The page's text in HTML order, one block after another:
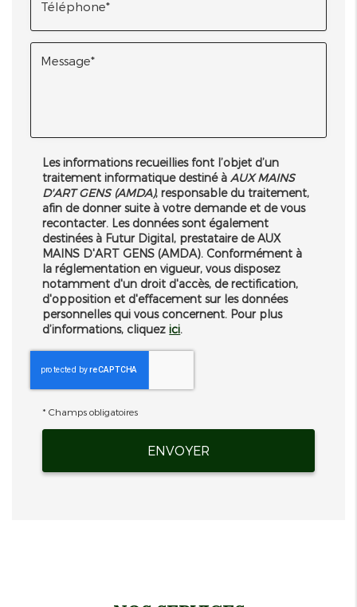
Les informations recueillies font l’objet d’un
traitement informatique destiné à AUX MAINS
D'ART GENS (AMDA), responsable du traitement,
afin de donner suite à votre demande et de vous
recontacter. Les données sont également
destinées à Futur Digital, prestataire de AUX
MAINS D'ART GENS (AMDA). Conformément à
la réglementation en vigueur, vous disposez
notamment d'un droit d'accès, de rectification,
d'opposition et d'effacement sur les données
personnelles qui vous concernent. Pour plus
d’informations, cliquezici.
*Champs obligatoires